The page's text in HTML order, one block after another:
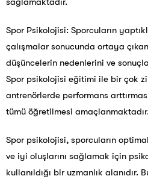
Spor Psikolojisi: Sporcuların
çalışmalar sonucunda ortaya
düşüncelerin nedenlerini ve
Spor psikolojisi eğitimi ile bir çok
antrenörlerde performans
tümü öğretilmesi
Spor psikolojisi, sporcuların
ve iyi oluşlarını sağlamak için
kullanıldığı bir uzmanlık alanıdır.